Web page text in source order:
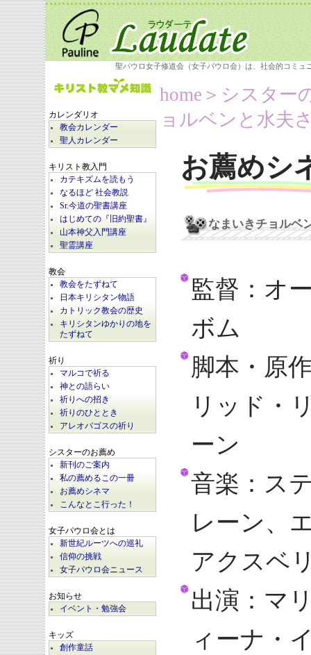
聖パウロ女子修道会（女子パウロ会）は、社会的コミ
カレンダリオ
教会カレンダー
聖人カレンダー
キリスト教入門
カテキズムを読もう
なるほど 社会教説
Sr.今道の聖書講座
はじめての『旧約聖書』
山本神父入門講座
聖霊講座
教会
教会をたずねて
日本キリシタン物語
カトリック教会の歴史
キリシタンゆかりの地を
たずねて
祈り
マルコで祈る
神との語らい
祈りへの招き
祈りのひととき
アレオパゴスの祈り
シスターのお薦め
新刊のご案内
私の薦めるこの一冊
お薦めシネマ
こんなとこ行った！
女子パウロ会とは
新世紀ルーツへの巡礼
信仰の挑戦
女子パウロ会ニュース
お知らせ
イベント・勉強会
キッズ
創作童話
home ＞シスター
ョルベンと水夫
お薦めシ
なまいきチョルベ
監督：オ
ボム
脚本・原
リッド・
ーン
音楽：ス
レーン、
アクスベ
出演：マ
ィーナ・